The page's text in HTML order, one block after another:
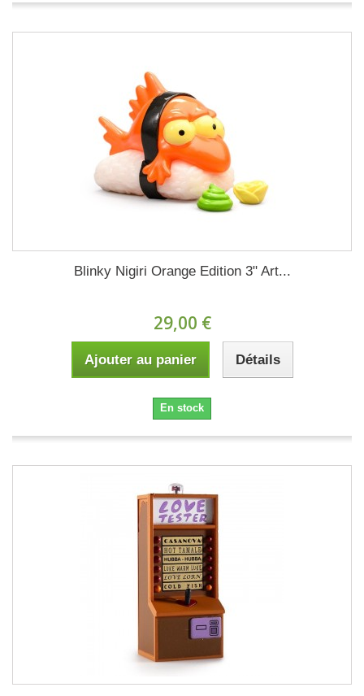
Blinky Nigiri Orange Edition 3" Art...
29,00 €
Ajouter au panier Détails
En stock